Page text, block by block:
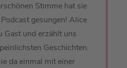
Stimme hat sie
gesungen! Alice
Gast und erzählt uns
Geschichten.
da einmal mit einer